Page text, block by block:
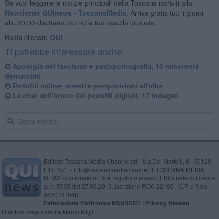
Se vuoi leggere le notizie principali della Toscana iscriviti alla
Newsletter QUInews - ToscanaMedia. Arriva gratis tutti i giorni
alle 20:00 direttamente nella tua casella di posta.
Basta cliccare QUI
Ti potrebbe interessare anche:
Apologia del fascismo e pedopornografia, 13 minorenni
denunciati
Pedofili online, arresti e perquisizioni all'alba
Le chat dell'orrore dei pedofili digitali, 17 indagati
Editore Toscana Media Channel srl - Via Dei Martelli, 8 - 50129
FIRENZE - info@toscanamediachannel.it. TOSCANA MEDIA
NEWS quotidiano on line registrato presso il Tribunale di Firenze
al n. 5935 del 27.09.2013. Iscrizione ROC 22105 - C.F. e P.Iva
0620787048
Fatturazione Elettronica M5UXCR1 | Privacy Nielsen
Direttore responsabile Marco Migli